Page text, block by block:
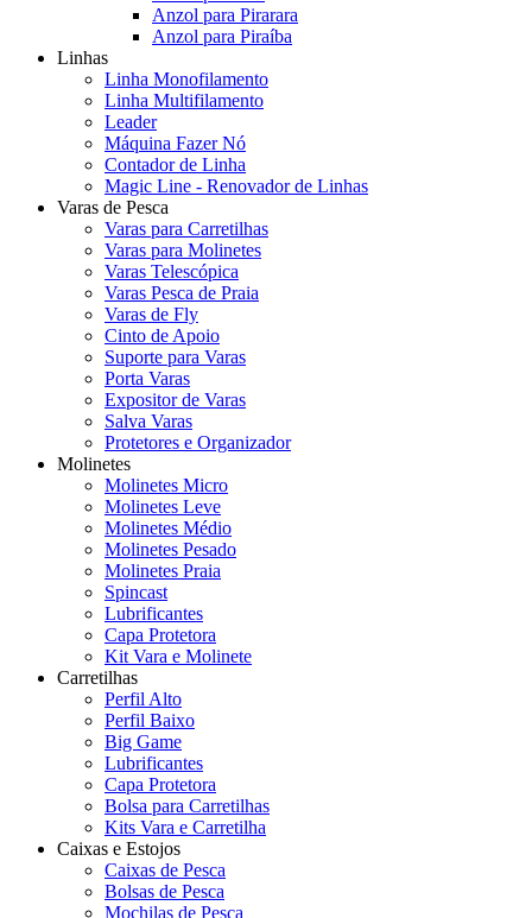
Anzol para Pirarara
Anzol para Piraíba
Linhas
Linha Monofilamento
Linha Multifilamento
Leader
Máquina Fazer Nó
Contador de Linha
Magic Line - Renovador de Linhas
Varas de Pesca
Varas para Carretilhas
Varas para Molinetes
Varas Telescópica
Varas Pesca de Praia
Varas de Fly
Cinto de Apoio
Suporte para Varas
Porta Varas
Expositor de Varas
Salva Varas
Protetores e Organizador
Molinetes
Molinetes Micro
Molinetes Leve
Molinetes Médio
Molinetes Pesado
Molinetes Praia
Spincast
Lubrificantes
Capa Protetora
Kit Vara e Molinete
Carretilhas
Perfil Alto
Perfil Baixo
Big Game
Lubrificantes
Capa Protetora
Bolsa para Carretilhas
Kits Vara e Carretilha
Caixas e Estojos
Caixas de Pesca
Bolsas de Pesca
Mochilas de Pesca